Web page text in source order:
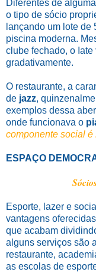
Diferentes de
o tipo de sócio
lançando um lote de
piscina moderna.
clube fechado, o
gradativamente.
O restaurante, a
de jazz,
exemplos dessa
onde funcionava o
componente social é
ESPAÇO
Esporte, lazer e
vantagens
que acabam
alguns serviços são
restaurante,
as escolas de